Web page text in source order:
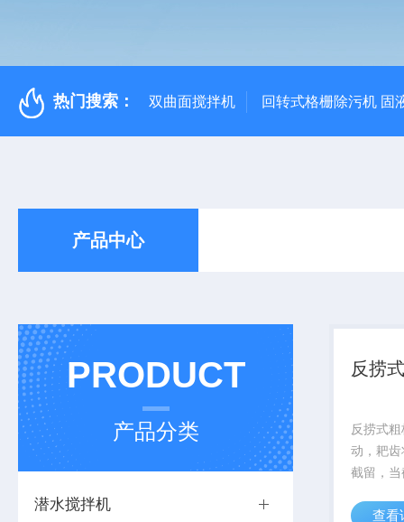
热门搜索： 双曲面搅拌机 回转式格栅除污机 固
产品中心
PRODUCT
产品分类
潜水搅拌机
反捞
反捞式
动，耙
截留，
体杂物
查看